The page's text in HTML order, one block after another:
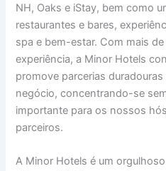
NH, Oaks e iStay, bem como
restaurantes e bares,
spa e bem-estar. Com mais
experiência, a Minor Hotels
promove parcerias
negócio, concentrando-se
importante para os nossos
parceiros.
A Minor Hotels é um